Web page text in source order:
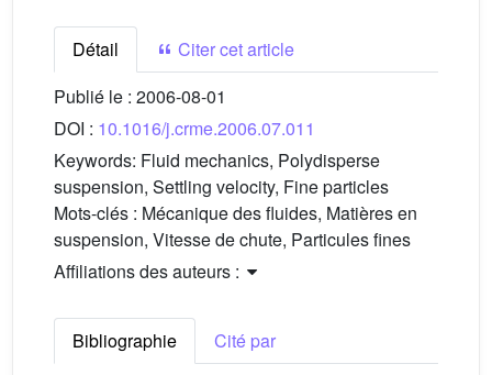
Détail
Citer cet article
Publié le : 2006-08-01
DOI : 10.1016/j.crme.2006.07.011
Keywords: Fluid mechanics, Polydisperse
suspension, Settling velocity, Fine particles
Mots-clés : Mécanique des fluides, Matières en
suspension, Vitesse de chute, Particules fines
Affiliations des auteurs :
Bibliographie
Cité par